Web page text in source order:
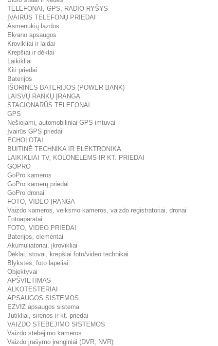
TELEFONAI, GPS, RADIO RYŠYS
ĮVAIRŪS TELEFONŲ PRIEDAI
Asmenukių lazdos
Ekrano apsaugos
Krovikliai ir laidai
Krepšiai ir dėklai
Laikikliai
Kiti priedai
Baterijos
IŠORINĖS BATERIJOS (POWER BANK)
LAISVŲ RANKŲ ĮRANGA
STACIONARŪS TELEFONAI
GPS
Nešiojami, automobiliniai GPS imtuvai
Įvairūs GPS priedai
ECHOLOTAI
BUITINĖ TECHNIKA IR ELEKTRONIKA
LAIKIKLIAI TV, KOLONĖLĖMS IR KT. PRIEDAI
GOPRO
GoPro kameros
GoPro kamerų priedai
GoPro dronai
FOTO, VIDEO ĮRANGA
Vaizdo kameros, veiksmo kameros, vaizdo registratoriai, dronai
Fotoaparatai
FOTO, VIDEO PRIEDAI
Baterijos, elementai
Akumuliatoriai, įkrovikliai
Dėklai, stovai, krepšiai foto/video technikai
Blykstės, foto lapeliai
Objektyvai
APŠVIETIMAS
ALKOTESTERIAI
APSAUGOS SISTEMOS
EZVIZ apsaugos sistema
Jutikliai, sirenos ir kt. priedai
VAIZDO STEBĖJIMO SISTEMOS
Vaizdo stebėjimo kameros
Vaizdo įrašymo įrenginiai (DVR, NVR)